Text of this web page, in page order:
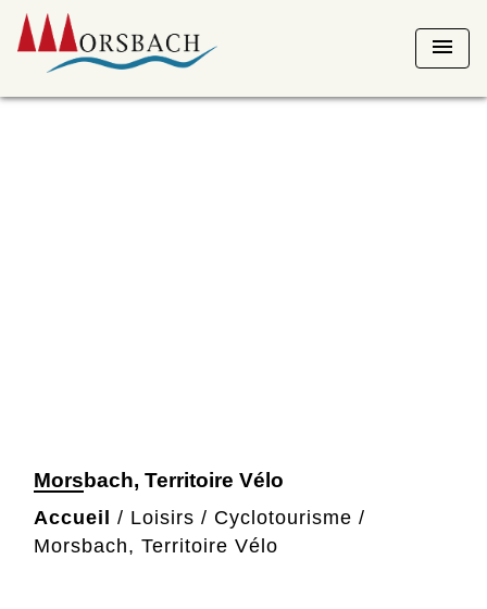
menu
Morsbach, Territoire Vélo
Accueil / Loisirs / Cyclotourisme /
Morsbach, Territoire Vélo